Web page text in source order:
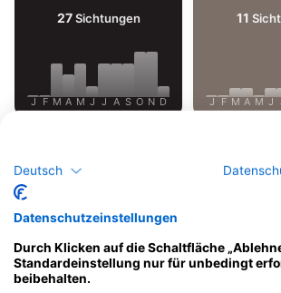
27Sichtungen
J F M A M J J A S O N D
11
J F M A M J
Dive Center, die diesen
anbieten
The Divers Universe
Deutsch
Datenschutzeinstellungen
Durch Klicken auf die Schaltfläche
Standardeinstellung nur für unbedingt
beibehalten.